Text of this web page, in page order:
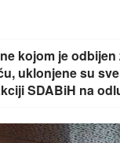
kojom je
uklonjene su
SDABiH na